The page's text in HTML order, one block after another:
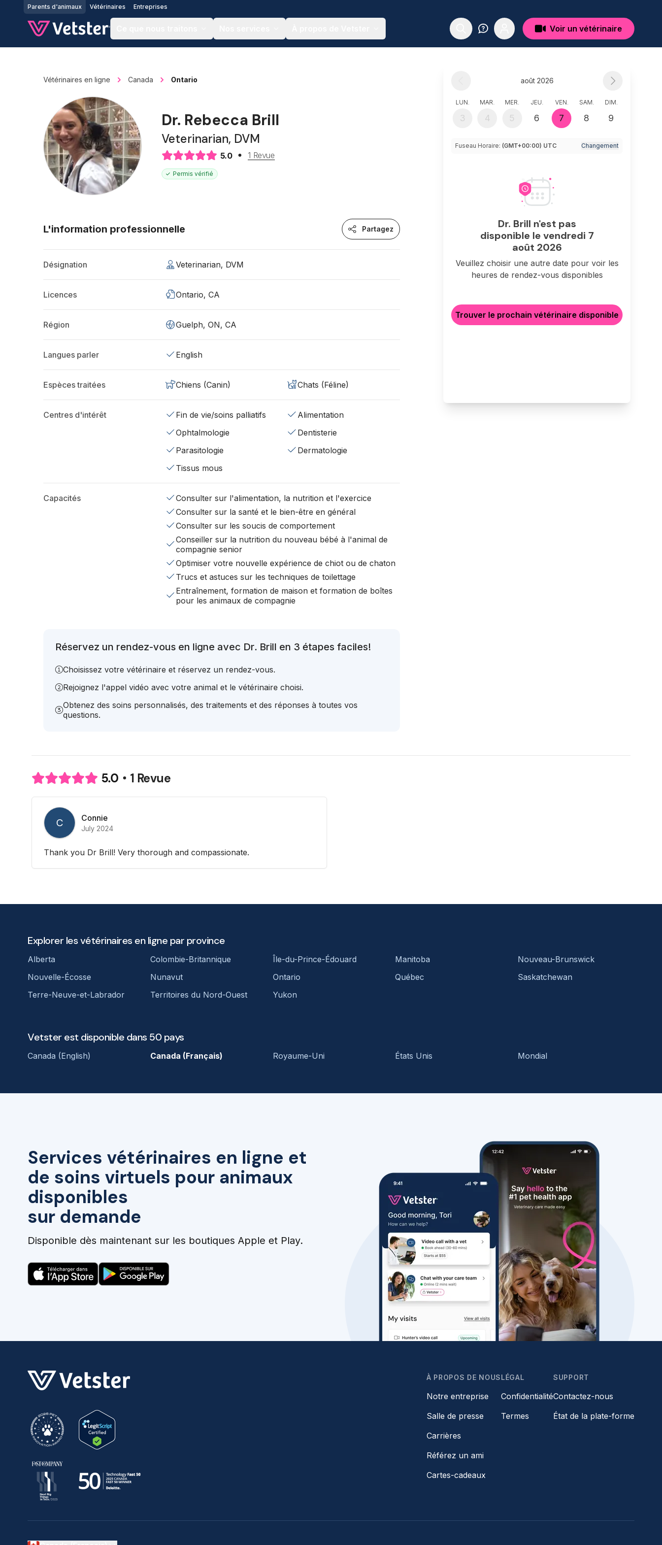
Jump to main content
Parents d'animaux Vétérinaires Entreprises
Voir un vétérinaire
Vétérinaires en ligne Canada Ontario
Dr. Rebecca Brill
Veterinarian, DVM
5.0 1 Revue
Permis vérifié
L'information professionnelle Partagez
Désignation Veterinarian, DVM
Licences Ontario, CA
Région Guelph, ON, CA
Langues parler English
Espèces traitées Chiens (Canin) Chats (Féline)
Centres d'intérêt Fin de vie/soins palliatifs
Alimentation
Ophtalmologie
Dentisterie
Parasitologie
Dermatologie
Tissus mous
Capacités
Consulter sur l'alimentation, la nutrition et l'exercice
Consulter sur la santé et le bien-être en général
Consulter sur les soucis de comportement
Conseiller sur la nutrition du nouveau bébé à l'animal de
compagnie senior
Optimiser votre nouvelle expérience de chiot ou de chaton
Trucs et astuces sur les techniques de toilettage
Entraînement, formation de maison et formation de boîtes
pour les animaux de compagnie
Réservez un rendez-vous en ligne avec Dr. Brill en 3 étapes faciles!
Choisissez votre vétérinaire et réservez un rendez-vous.
Rejoignez l'appel vidéo avec votre animal et le vétérinaire choisi.
Obtenez des soins personnalisés, des traitements et des réponses à toutes vos
questions.
août 2026
LUN.
3
MAR.
4
MER.
5
JEU.
6
VEN.
7
SAM.
8
DIM.
9
Fuseau Horaire: (GMT+00:00) UTC Changement
Dr. Brill n'est pas
disponible le vendredi 7
août 2026
Veuillez choisir une autre date pour voir les
heures de rendez-vous disponibles
Trouver le prochain vétérinaire disponible
5.0 1 Revue
C Connie
July 2024
Thank you Dr Brill! Very thorough and compassionate.
Services vétérinaires en ligne et
de soins virtuels pour animaux
disponibles
sur demande
Disponible dès maintenant sur les boutiques Apple et Play.
Explorer les vétérinaires en ligne par province
Alberta Colombie-Britannique Île-du-Prince-Édouard Manitoba
Nouveau-Brunswick
Nouvelle-Écosse
Nunavut Ontario Québec
Saskatchewan
Terre-Neuve-et-Labrador
Territoires du Nord-Ouest Yukon
Vetster est disponible dans 50 pays
Canada (English) Canada (Français) Royaume-Uni États Unis Mondial
À PROPOS DE NOUS
Notre entreprise
Salle de presse
Carrières
Référez un ami
Cartes-cadeaux
LÉGAL
Confidentialité
Termes
SUPPORT
Contactez-nous
État de la plate-forme